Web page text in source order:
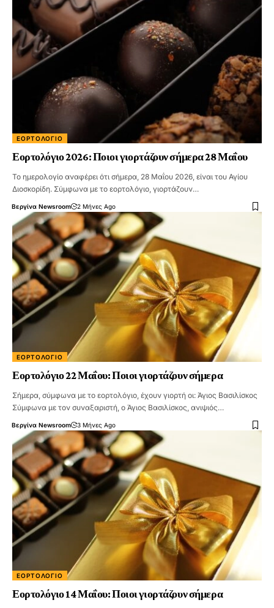
ΕΟΡΤΟΛΌΓΙΟ
Εορτολόγιο 2026: Ποιοι γιορτάζουν σήμερα 28 Μαΐου
Το ημερολογίο αναφέρει ότι σήμερα, 28 Μαΐου 2026, είναι του Αγίου
Διοσκορίδη. Σύμφωνα με το εορτολόγιο, γιορτάζουν…
Βεργίνα Newsroom 2 Μήνες Ago
ΕΟΡΤΟΛΌΓΙΟ
Εορτολόγιο 22 Μαΐου: Ποιοι γιορτάζουν σήμερα
Σήμερα, σύμφωνα με το εορτολόγιο, έχουν γιορτή οι: Άγιος Βασιλίσκος
Σύμφωνα με τον συναξαριστή, ο Άγιος Βασιλίσκος, ανιψιός…
Βεργίνα Newsroom 3 Μήνες Ago
ΕΟΡΤΟΛΌΓΙΟ
Εορτολόγιο 14 Μαΐου: Ποιοι γιορτάζουν σήμερα